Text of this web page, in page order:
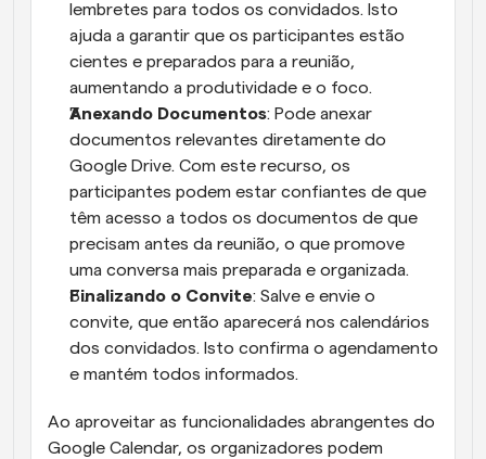
lembretes para todos os convidados. Isto
ajuda a garantir que os participantes estão
cientes e preparados para a reunião,
aumentando a produtividade e o foco.
Anexando Documentos: Pode anexar
documentos relevantes diretamente do
Google Drive. Com este recurso, os
participantes podem estar confiantes de que
têm acesso a todos os documentos de que
precisam antes da reunião, o que promove
uma conversa mais preparada e organizada.
Finalizando o Convite: Salve e envie o
convite, que então aparecerá nos calendários
dos convidados. Isto confirma o agendamento
e mantém todos informados.
Ao aproveitar as funcionalidades abrangentes do
Google Calendar, os organizadores podem